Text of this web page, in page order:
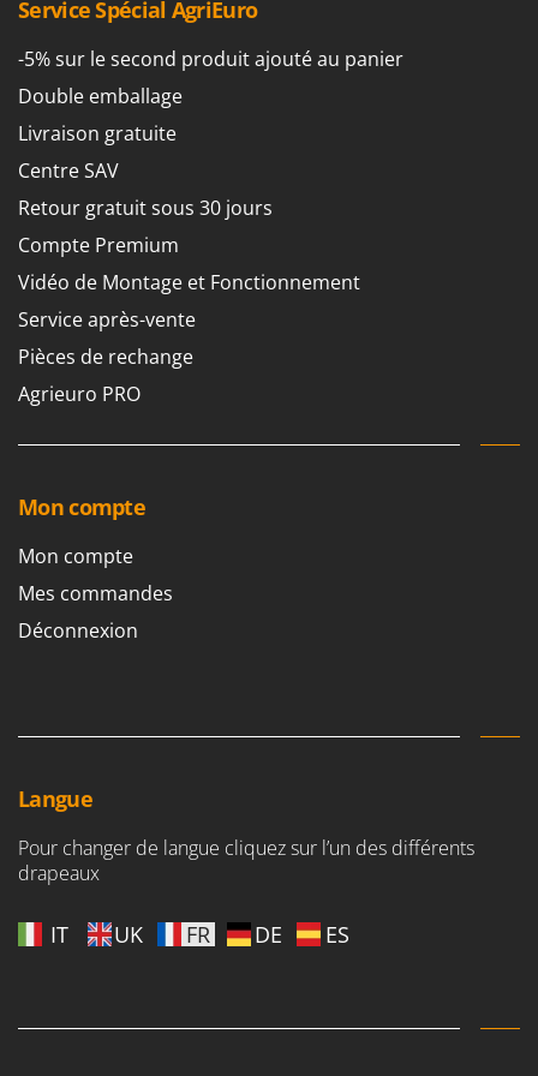
Tondeuses autoportées
Trancheuses de sol
Transpalettes
Tronçonneuses
V
Vêtements de Sécurité
Vibroculteurs à tracteur
Lampacrescia - MGM
Landxcape
LAR Casalinghi
Lavor
Linea VZ
M
Macom
Macte Ovens
Makita
MAMMAMIA
Marina Systems
Master
Mastercook
Masterpro
Michelin
Minox
Mockmill
More than chef
MOVA
Service Spécial AgriEuro
-5% sur le second produit ajouté au panier
Double emballage
Livraison gratuite
Centre SAV
Retour gratuit sous 30 jours
Compte Premium
Vidéo de Montage et Fonctionnement
Service après-vente
Pièces de rechange
Agrieuro PRO
Mon compte
Mon compte
Mes commandes
Déconnexion
Langue
Pour changer de langue cliquez sur l’un des différents
drapeaux
IT UK FR DE ES